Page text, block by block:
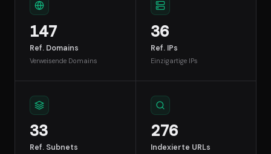
147
Ref. Domains
Verweisende Domains
36
Ref. IPs
Einzigartige IPs
33
Ref. Subnets
276
Indexierte URLs